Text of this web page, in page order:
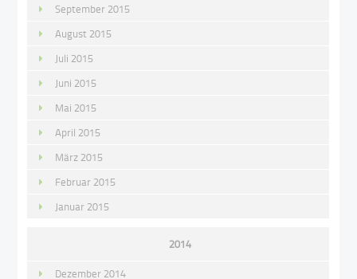
September 2015
August 2015
Juli 2015
Juni 2015
Mai 2015
April 2015
März 2015
Februar 2015
Januar 2015
2014
Dezember 2014